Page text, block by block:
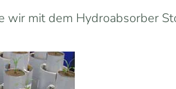
wir mit dem Hydroabsorber